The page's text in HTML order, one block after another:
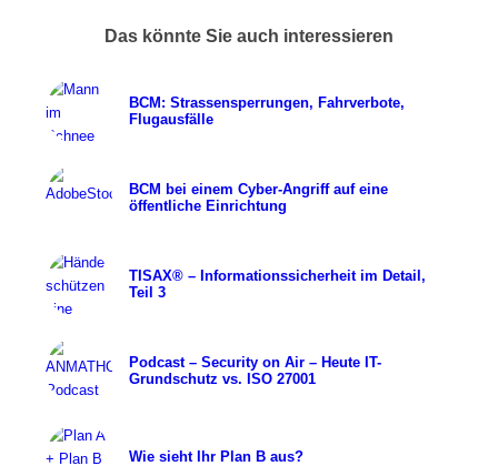
Das könnte Sie auch interessieren
BCM: Strassensperrungen, Fahrverbote,
Flugausfälle
BCM bei einem Cyber-Angriff auf eine
öffentliche Einrichtung
TISAX® – Informationssicherheit im Detail,
Teil 3
Podcast – Security on Air – Heute IT-
Grundschutz vs. ISO 27001
Wie sieht Ihr Plan B aus?